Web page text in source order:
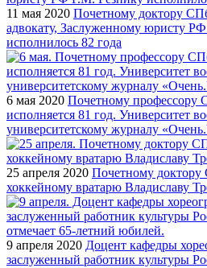
11 мая 2020 Почетному доктору
адвокату, Заслуженному юристу
исполнилось 82 года
6 мая 2020 Почетному
исполняется 81 год. Университет
университетскому журналу
25 апреля 2020 Почетному
хоккейному вратарю Владиславу
9 апреля 2020 Доцент кафедры
заслуженный работник культуры